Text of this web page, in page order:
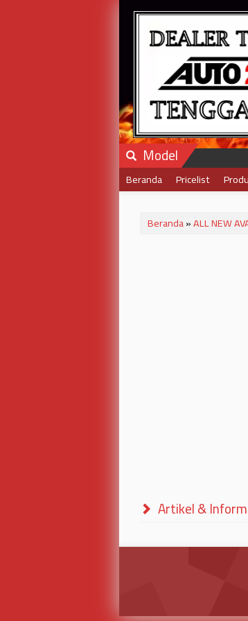
Model
Beranda Pricelist
Beranda»ALL NEW
Artikel &